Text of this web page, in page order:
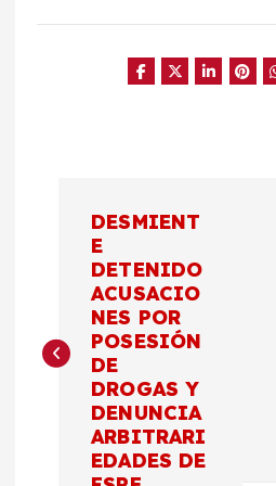
e
DESMIENT
E
DETENIDO
ACUSACIO
NES POR
POSESIÓN
DE
DROGAS Y
DENUNCIA
ARBITRARI
EDADES DE